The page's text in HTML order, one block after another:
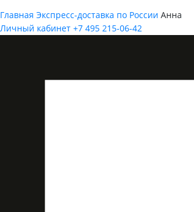
Главная Экспресс-доставка по России Анна
Личный кабинет +7 495 215-06-42